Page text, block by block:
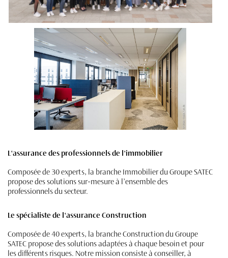
L'assurance des professionnels de l'immobilier
Composée de 30 experts, la branche Immobilier du Groupe SATEC
propose des solutions sur-mesure à l’ensemble des
professionnels du secteur.
Le spécialiste de l'assurance Construction
Composée de 40 experts, la branche Construction du Groupe
SATEC propose des solutions adaptées à chaque besoin et pour
les différents risques. Notre mission consiste à conseiller, à